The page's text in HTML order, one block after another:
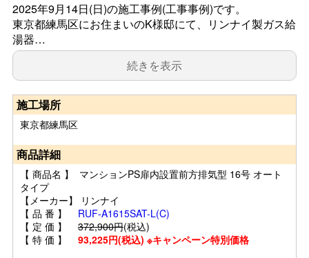
2025年9月14日(日)の施工事例(工事事例)です。
東京都練馬区にお住まいのK様邸にて、リンナイ製ガス給
湯器…
続きを表示
施工場所
東京都練馬区
商品詳細
【 商品名 】 マンションPS扉内設置前方排気型 16号 オート
タイプ
【メーカー】 リンナイ
【 品 番 】 RUF-A1615SAT-L(C)
【 定 価 】 372,900円(税込)
【 特 価 】 93,225円(税込) ※キャンペーン特別価格